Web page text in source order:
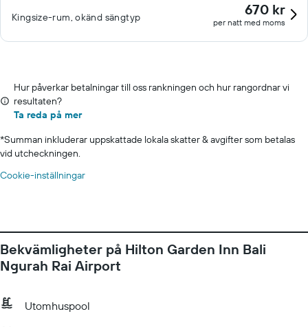
Kingsize-rum, okänd sängtyp 670 kr
per natt med moms
Hur påverkar betalningar till oss rankningen och hur rangordnar vi
resultaten?
Ta reda på mer
*Summan inkluderar uppskattade lokala skatter & avgifter som betalas
vid utcheckningen.
Cookie-inställningar
Bekvämligheter på Hilton Garden Inn Bali
Ngurah Rai Airport
Utomhuspool